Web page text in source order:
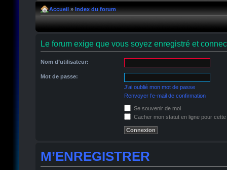
Accueil » Index du forum
Le forum exige que vous soyez enregistré et
Nom d’utilisateur:
Mot de passe:
J’ai oublié mon mot de passe
Renvoyer l’e-mail de confirmation
Se souvenir de moi
Cacher mon statut en ligne pour
M’ENREGISTRER